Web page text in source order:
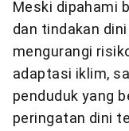
Meski dipahami
dan tindakan
mengurangi
adaptasi iklim,
penduduk yang
peringatan dini